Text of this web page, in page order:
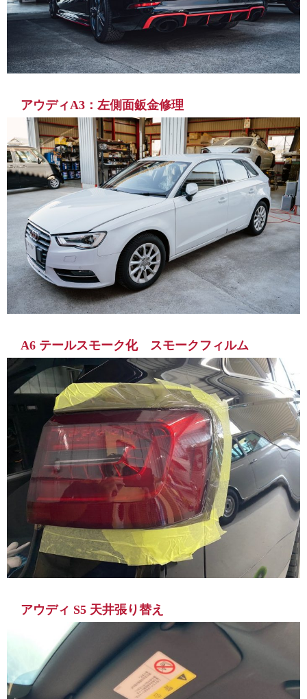
アウディA3：左側面鈑金修理
A6 テールスモーク化 スモークフィルム
アウディ S5 天井張り替え